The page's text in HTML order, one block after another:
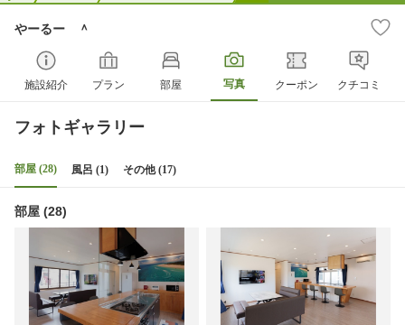
やーるー ＾
施設紹介 プラン 部屋 写真 クーポン クチコミ
フォトギャラリー
部屋 (28) 風呂 (1) その他 (17)
部屋 (28)